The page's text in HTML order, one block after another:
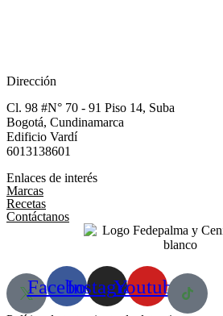
Dirección
Cl. 98 #N° 70 - 91 Piso 14, Suba
Bogotá, Cundinamarca​
Edificio Vardí​
6013138601
Enlaces de interés
Marcas
Recetas
Contáctanos
FacebookInstagram
Youtube